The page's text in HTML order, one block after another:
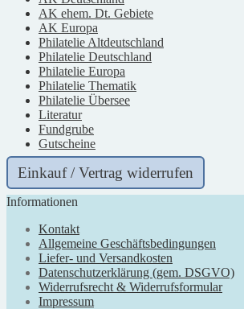
AK ehem. Dt. Gebiete
AK Europa
Philatelie Altdeutschland
Philatelie Deutschland
Philatelie Europa
Philatelie Thematik
Philatelie Übersee
Literatur
Fundgrube
Gutscheine
Einkauf / Vertrag widerrufen
Informationen
Kontakt
Allgemeine Geschäftsbedingungen
Liefer- und Versandkosten
Datenschutzerklärung (gem. DSGVO)
Widerrufsrecht & Widerrufsformular
Impressum